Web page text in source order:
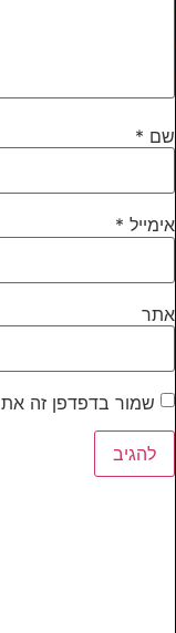
שם *
אימייל *
אתר
שמור בדפדפן זה